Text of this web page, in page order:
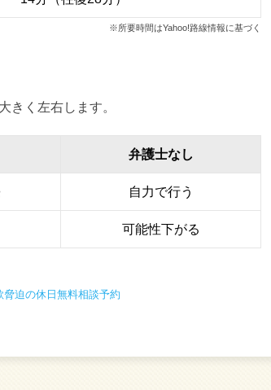
※所要時間はYahoo!路線情報に基づく
きく左右します。
弁護士なし
自力で行う
可能性下がる
脅迫の休日無料相談予約